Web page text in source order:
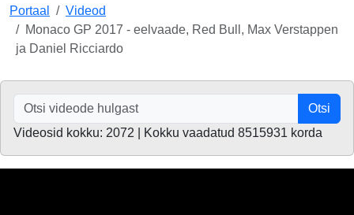
Portaal
Videod
Monaco GP 2017 - eelvaade, Red Bull, Max Verstappen
ja Daniel Ricciardo
Otsi
Videosid kokku: 2072 | Kokku vaadatud 8515931 korda